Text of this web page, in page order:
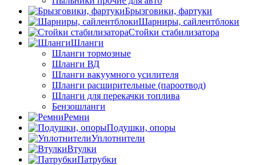
Брызговики, фартуки
Шарниры, сайлентблоки
Стойки стабилизатора
Шланги
Шланги тормозные
Шланги ВД
Шланги вакуумного усилителя
Шланги расширительные (пароотвод)
Шланги для перекачки топлива
Бензошланги
Ремни
Подушки, опоры
Уплотнители
Втулки
Патрубки